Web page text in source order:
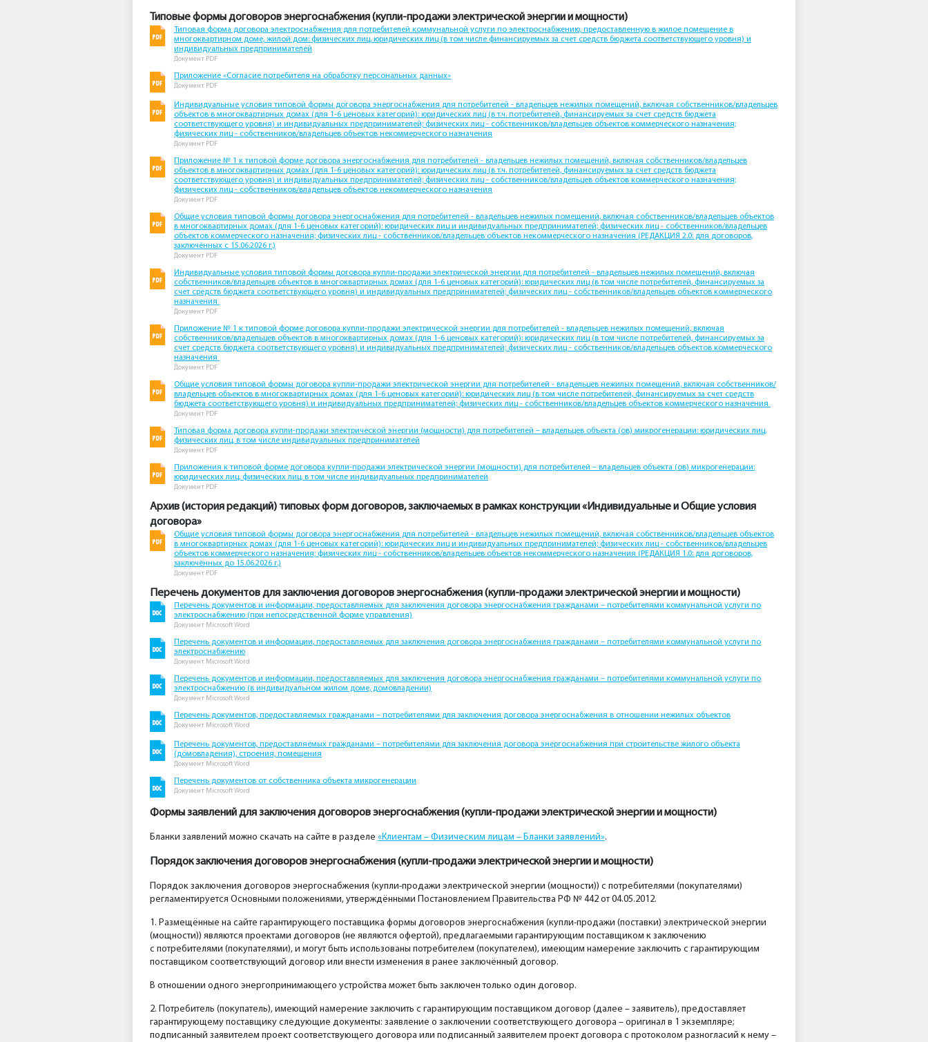
Типовые формы договоров энергоснабжения (купли-продажи электрической энергии и мощности)
Типовая форма договора электроснабжения для потребителей коммунальной услуги по электроснабжению, предоставленную в жилое помещение в
многоквартирном доме, жилой дом: физических лиц, юридических лиц (в том числе финансируемых за счет средств бюджета соответствующего уровня) и
индивидуальных предпринимателей
Документ PDF
Приложение «Согласие потребителя на обработку персональных данных»
Документ PDF
Индивидуальные условия типовой формы договора энергоснабжения для потребителей - владельцев нежилых помещений, включая собственников/владельцев
объектов в многоквартирных домах (для 1-6 ценовых категорий): юридических лиц (в т.ч. потребителей, финансируемых за счет средств бюджета
соответствующего уровня) и индивидуальных предпринимателей; физических лиц - собственников/владельцев объектов коммерческого назначения;
физических лиц - собственников/владельцев объектов некоммерческого назначения
Документ PDF
Приложение № 1 к типовой форме договора энергоснабжения для потребителей - владельцев нежилых помещений, включая собственников/владельцев
объектов в многоквартирных домах (для 1-6 ценовых категорий): юридических лиц (в т.ч. потребителей, финансируемых за счет средств бюджета
соответствующего уровня) и индивидуальных предпринимателей; физических лиц - собственников/владельцев объектов коммерческого назначения;
физических лиц - собственников/владельцев объектов некоммерческого назначения
Документ PDF
Общие условия типовой формы договора энергоснабжения для потребителей - владельцев нежилых помещений, включая собственников/владельцев объектов
в многоквартирных домах (для 1-6 ценовых категорий): юридических лиц и индивидуальных предпринимателей; физических лиц - собственников/владельцев
объектов коммерческого назначения; физических лиц - собственников/владельцев объектов некоммерческого назначения (РЕДАКЦИЯ 2.0: для договоров,
заключённых с 15.06.2026 г.)
Документ PDF
Индивидуальные условия типовой формы договора купли-продажи электрической энергии для потребителей - владельцев нежилых помещений, включая
собственников/владельцев объектов в многоквартирных домах (для 1-6 ценовых категорий): юридических лиц (в том числе потребителей, финансируемых за
счет средств бюджета соответствующего уровня) и индивидуальных предпринимателей; физических лиц - собственников/владельцев объектов коммерческого
назначения
Документ PDF
Приложение № 1 к типовой форме договора купли-продажи электрической энергии для потребителей - владельцев нежилых помещений, включая
собственников/владельцев объектов в многоквартирных домах (для 1-6 ценовых категорий): юридических лиц (в том числе потребителей, финансируемых за
счет средств бюджета соответствующего уровня) и индивидуальных предпринимателей; физических лиц - собственников/владельцев объектов коммерческого
назначения
Документ PDF
Общие условия типовой формы договора купли-продажи электрической энергии для потребителей - владельцев нежилых помещений, включая собственников/
владельцев объектов в многоквартирных домах (для 1-6 ценовых категорий): юридических лиц (в том числе потребителей, финансируемых за счет средств
бюджета соответствующего уровня) и индивидуальных предпринимателей; физических лиц - собственников/владельцев объектов коммерческого назначения
Документ PDF
Типовая форма договора купли-продажи электрической энергии (мощности) для потребителей – владельцев объекта (ов) микрогенерации: юридических лиц,
физических лиц, в том числе индивидуальных предпринимателей
Документ PDF
Приложения к типовой форме договора купли-продажи электрической энергии (мощности) для потребителей – владельцев объекта (ов) микрогенерации:
юридических лиц, физических лиц, в том числе индивидуальных предпринимателей
Документ PDF
Архив (история редакций) типовых форм договоров, заключаемых в рамках конструкции «Индивидуальные и Общие условия
договора»
Общие условия типовой формы договора энергоснабжения для потребителей - владельцев нежилых помещений, включая собственников/владельцев объектов
в многоквартирных домах (для 1-6 ценовых категорий): юридических лиц и индивидуальных предпринимателей; физических лиц - собственников/владельцев
объектов коммерческого назначения; физических лиц - собственников/владельцев объектов некоммерческого назначения (РЕДАКЦИЯ 1.0: для договоров,
заключённых до 15.06.2026 г.)
Документ PDF
Перечень документов для заключения договоров энергоснабжения (купли-продажи электрической энергии и мощности)
Перечень документов и информации, предоставляемых для заключения договора энергоснабжения гражданами – потребителями коммунальной услуги по
электроснабжению (при непосредственной форме управления)
Документ Microsoft Word
Перечень документов и информации, предоставляемых для заключения договора энергоснабжения гражданами – потребителями коммунальной услуги по
электроснабжению
Документ Microsoft Word
Перечень документов и информации, предоставляемых для заключения договора энергоснабжения гражданами – потребителями коммунальной услуги по
электроснабжению (в индивидуальном жилом доме, домовладении)
Документ Microsoft Word
Перечень документов, предоставляемых гражданами – потребителями для заключения договора энергоснабжения в отношении нежилых объектов
Документ Microsoft Word
Перечень документов, предоставляемых гражданами – потребителями для заключения договора энергоснабжения при строительстве жилого объекта
(домовладения), строения, помещения
Документ Microsoft Word
Перечень документов от собственника объекта микрогенерации
Документ Microsoft Word
Формы заявлений для заключения договоров энергоснабжения (купли-продажи электрической энергии и мощности)
Бланки заявлений можно скачать на сайте в разделе «Клиентам – Физическим лицам – Бланки заявлений».
Порядок заключения договоров энергоснабжения (купли-продажи электрической энергии и мощности)
Порядок заключения договоров энергоснабжения (купли-продажи электрической энергии (мощности)) с потребителями (покупателями)
регламентируется Основными положениями, утверждёнными Постановлением Правительства РФ № 442 от 04.05.2012.
1. Размещённые на сайте гарантирующего поставщика формы договоров энергоснабжения (купли-продажи (поставки) электрической энергии
(мощности)) являются проектами договоров (не являются офертой), предлагаемыми гарантирующим поставщиком к заключению
с потребителями (покупателями), и могут быть использованы потребителем (покупателем), имеющим намерение заключить с гарантирующим
поставщиком соответствующий договор или внести изменения в ранее заключённый договор.
В отношении одного энергопринимающего устройства может быть заключен только один договор.
2. Потребитель (покупатель), имеющий намерение заключить с гарантирующим поставщиком договор (далее – заявитель), предоставляет
гарантирующему поставщику следующие документы: заявление о заключении соответствующего договора – оригинал в 1 экземпляре;
подписанный заявителем проект соответствующего договора или подписанный заявителем проект договора с протоколом разногласий к нему –